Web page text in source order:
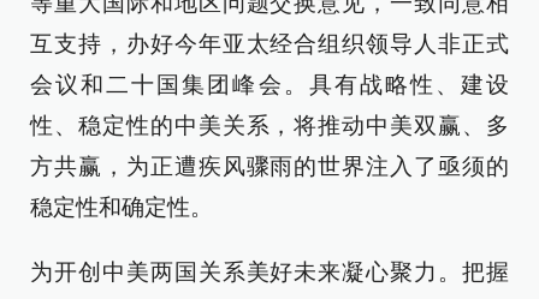
互支持，办好今年亚太经合组织领导人非正式
会议和二十国集团峰会。具有战略性、建设
性、稳定性的中美关系，将推动中美双赢、多
方共赢，为正遭疾风骤雨的世界注入了亟须的
稳定性和确定性。
为开创中美两国关系美好未来凝心聚力。把握